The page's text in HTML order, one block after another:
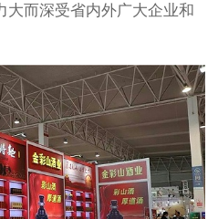
大而深受省内外广大企业和